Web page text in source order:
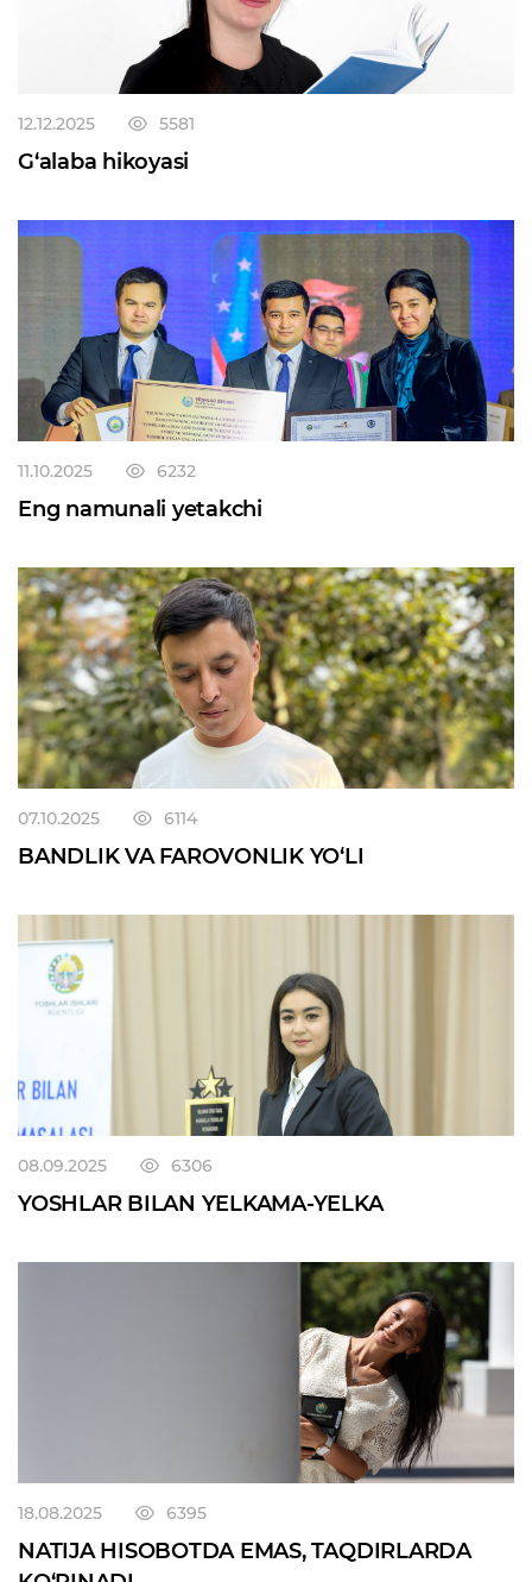
tamg‘asidan xoli tarzda yangitdan boshlashiga imkon
12.12.2025 5581
G‘alaba hikoyasi
11.10.2025 6232
Eng namunali yetakchi
07.10.2025 6114
BANDLIK VA FAROVONLIK YO‘LI
08.09.2025 6306
YOSHLAR BILAN YELKAMA-YELKA
18.08.2025 6395
NATIJA HISOBOTDA EMAS, TAQDIRLARDA